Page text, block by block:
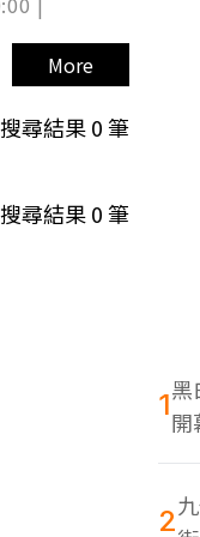
More
搜尋結果0筆
搜尋結果0筆
1黑
開
蝦
2